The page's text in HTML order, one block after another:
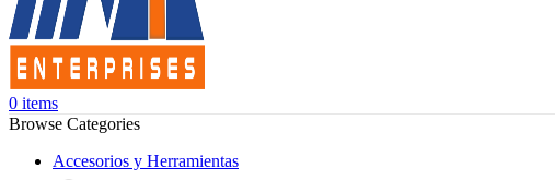
0 items
Browse Categories
Accesorios y Herramientas